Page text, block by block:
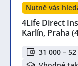
Nutně vás
4Life Direct
Karlín, Praha
31 000 – 52